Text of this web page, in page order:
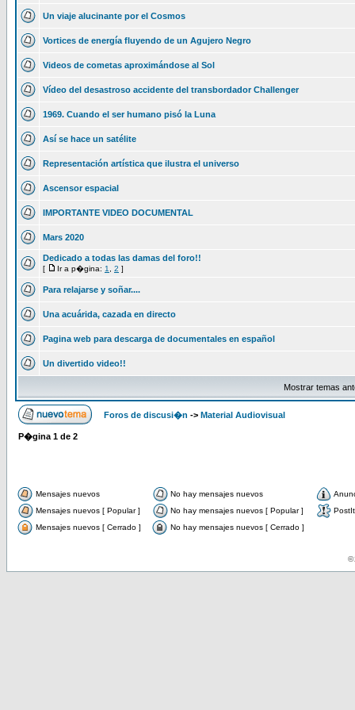
Un viaje alucinante por el Cosmos
Vortices de energía fluyendo de un Agujero Negro
Videos de cometas aproximándose al Sol
Vídeo del desastroso accidente del transbordador Challenger
1969. Cuando el ser humano pisó la Luna
Así se hace un satélite
Representación artística que ilustra el universo
Ascensor espacial
IMPORTANTE VIDEO DOCUMENTAL
Mars 2020
Dedicado a todas las damas del foro!!
[ Ir a p�gina: 1 2 ]
Para relajarse y soñar....
Una acuárida, cazada en directo
Pagina web para descarga de documentales en español
Un divertido video!!
Mostrar temas
Foros de discusi�n -> Material Audiovisual
P�gina 1 de 2
Mensajes nuevos No hay mensajes nuevos
Mensajes nuevos [ Popular ]
No hay mensajes nuevos [ Popular ]
PostIt
Mensajes nuevos [ Cerrado ]
No hay mensajes nuevos [ Cerrado ]
©